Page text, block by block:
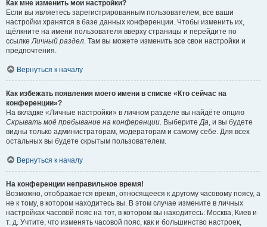
Как мне изменить мои настройки?
Если вы являетесь зарегистрированным пользователем, все ваши
настройки хранятся в базе данных конференции. Чтобы изменить их,
щёлкните на имени пользователя вверху страницы и перейдите по
ссылкеЛичный раздел. Там вы можете изменить все свои настройки и
предпочтения.
Вернуться к началу
Как избежать появления моего имени в списке «Кто сейчас на
конференции»?
На вкладке «Личные настройки» в личном разделе вы найдёте опцию
Скрывать моё пребывание на конференции. ВыберитеДа, и вы будете
видны только администраторам, модераторам и самому себе. Для всех
остальных вы будете скрытым пользователем.
Вернуться к началу
На конференции неправильное время!
Возможно, отображается время, относящееся к другому часовому поясу, а
не к тому, в котором находитесь вы. В этом случае измените в личных
настройках часовой пояс на тот, в котором вы находитесь: Москва, Киев и
т. д. Учтите, что изменять часовой пояс, как и большинство настроек,